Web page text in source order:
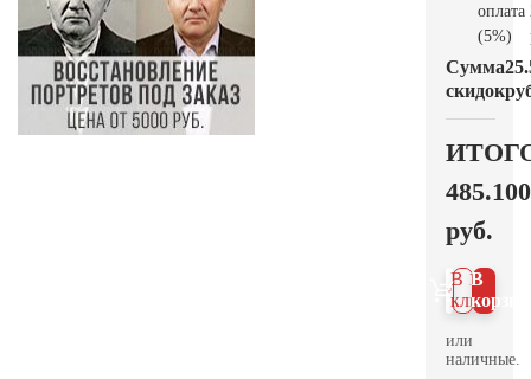
оплата
(5%)
Сумма
скидок
485.100
руб.
В
В 1
клик
или
наличные.